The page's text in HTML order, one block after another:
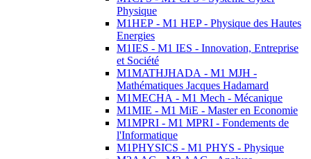
Physique
M1HEP - M1 HEP - Physique des Hautes
Energies
M1IES - M1 IES - Innovation, Entreprise
et Société
M1MATHJHADA - M1 MJH -
Mathématiques Jacques Hadamard
M1MECHA - M1 Mech - Mécanique
M1MIE - M1 MiE - Master en Economie
M1MPRI - M1 MPRI - Fondements de
l'Informatique
M1PHYSICS - M1 PHYS - Physique